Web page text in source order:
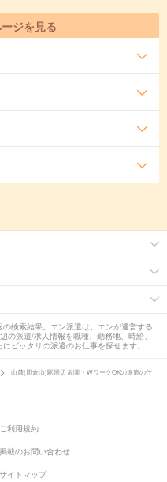
ジを見る
検索結果。エン派遣は、エンが運営する
の派遣/求人情報を職種、勤務地、時給、
ピッタリの派遣のお仕事を探せます。
山麓(皿倉山)駅周辺 副業・WワークOKの派遣の仕
ご利用規約
掲載のお問い合わせ
サイトマップ